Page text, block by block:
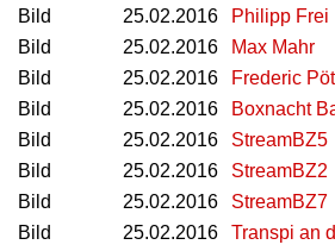
Bild 25.02.2016
Philipp Frei
Bild 25.02.2016
Max Mahr
Bild 25.02.2016
Frederic
Bild 25.02.2016
Boxnacht
Bild 25.02.2016
StreamBZ5
Bild 25.02.2016
StreamBZ2
Bild 25.02.2016
StreamBZ7
Bild 25.02.2016
Transpi an